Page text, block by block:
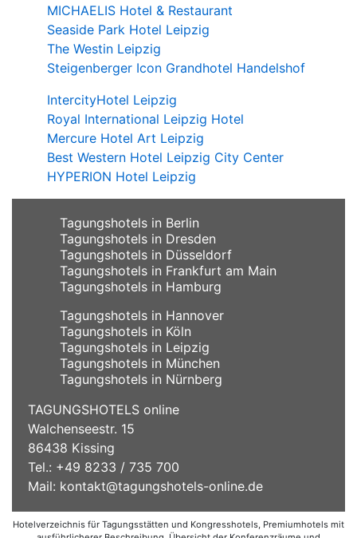
MICHAELIS Hotel & Restaurant
Seaside Park Hotel Leipzig
The Westin Leipzig
Steigenberger Icon Grandhotel Handelshof
IntercityHotel Leipzig
Royal International Leipzig Hotel
Mercure Hotel Art Leipzig
Best Western Hotel Leipzig City Center
HYPERION Hotel Leipzig
Tagungshotels in Berlin
Tagungshotels in Dresden
Tagungshotels in Düsseldorf
Tagungshotels in Frankfurt am Main
Tagungshotels in Hamburg
Tagungshotels in Hannover
Tagungshotels in Köln
Tagungshotels in Leipzig
Tagungshotels in München
Tagungshotels in Nürnberg
TAGUNGSHOTELS online
Walchenseestr. 15
86438 Kissing
Tel.: +49 8233 / 735 700
Mail: kontakt@tagungshotels-online.de
Hotelverzeichnis für Tagungsstätten und Kongresshotels, Premiumhotels mit